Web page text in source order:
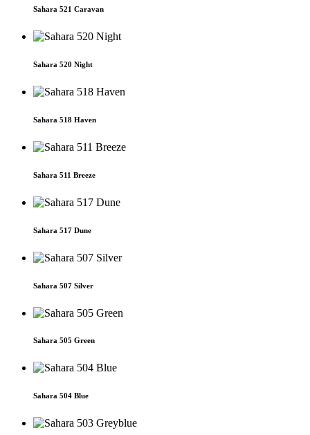
Sahara 521 Caravan
Sahara 520 Night
Sahara 518 Haven
Sahara 511 Breeze
Sahara 517 Dune
Sahara 507 Silver
Sahara 505 Green
Sahara 504 Blue